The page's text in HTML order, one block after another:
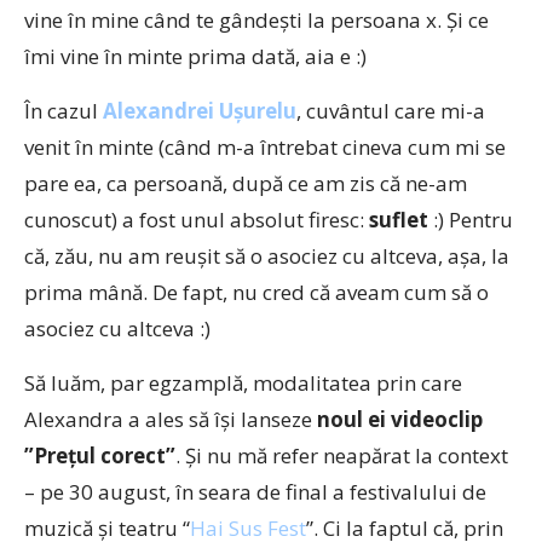
vine în mine când te gândești la persoana x. Și ce
îmi vine în minte prima dată, aia e :)
În cazul Alexandrei Ușurelu, cuvântul care mi-a
venit în minte (când m-a întrebat cineva cum mi se
pare ea, ca persoană, după ce am zis că ne-am
cunoscut) a fost unul absolut firesc: suflet :) Pentru
că, zău, nu am reușit să o asociez cu altceva, așa, la
prima mână. De fapt, nu cred că aveam cum să o
asociez cu altceva :)
Să luăm, par egzamplă, modalitatea prin care
Alexandra a ales să își lanseze noul ei videoclip
”Prețul corect”. Și nu mă refer neapărat la context
– pe 30 august, în seara de final a festivalului de
muzică și teatru “Hai Sus Fest”. Ci la faptul că, prin